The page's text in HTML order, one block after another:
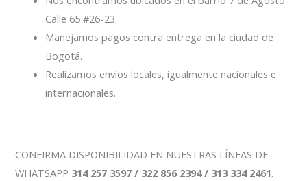
Calle 65 #26-23.
Manejamos pagos contra entrega en la ciudad de
Bogotá.
Realizamos envíos locales, igualmente nacionales e
internacionales.
CONFIRMA DISPONIBILIDAD EN NUESTRAS LÍNEAS DE
WHATSAPP 314 257 3597 / 322 856 2394 / 313 334 2461.